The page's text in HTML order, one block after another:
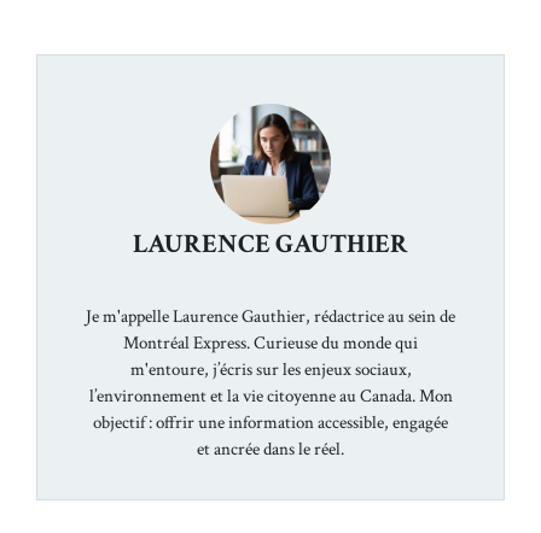
LAURENCE GAUTHIER
Je m'appelle Laurence Gauthier, rédactrice au sein de
Montréal Express. Curieuse du monde qui
m'entoure, j’écris sur les enjeux sociaux,
l’environnement et la vie citoyenne au Canada. Mon
objectif : offrir une information accessible, engagée
et ancrée dans le réel.